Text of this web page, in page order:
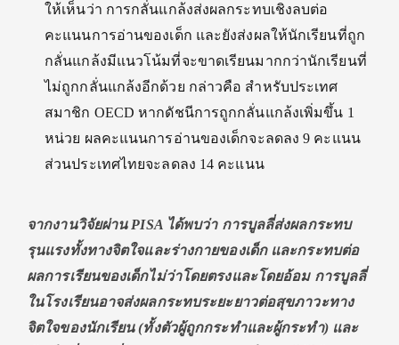
ให้เห็นว่า การกลั่นแกล้งส่งผลกระทบเชิงลบต่อ
คะแนนการอ่านของเด็ก และยังส่งผลให้นักเรียนที่ถูก
กลั่นแกล้งมีแนวโน้มที่จะขาดเรียนมากกว่านักเรียนที่
ไม่ถูกกลั่นแกล้งอีกด้วย กล่าวคือ สำหรับประเทศ
สมาชิก OECD หากดัชนีการถูกกลั่นแกล้งเพิ่มขึ้น 1
หน่วย ผลคะแนนการอ่านของเด็กจะลดลง 9 คะแนน
ส่วนประเทศไทยจะลดลง 14 คะแนน
จากงานวิจัยผ่าน PISA ได้พบว่า การบูลลี่ส่งผลกระทบ
รุนแรงทั้งทางจิตใจและร่างกายของเด็ก และกระทบต่อ
ผลการเรียนของเด็กไม่ว่าโดยตรงและโดยอ้อม การบูลลี่
ในโรงเรียนอาจส่งผลกระทบระยะยาวต่อสุขภาวะทาง
จิตใจของนักเรียน (ทั้งตัวผู้ถูกกระทําและผู้กระทํา) และ